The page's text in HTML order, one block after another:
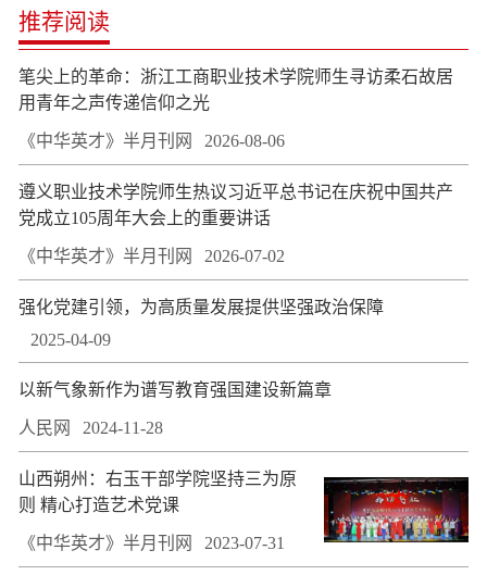
推荐阅读
笔尖上的革命：浙江工商职业技术学院师生寻访柔石故居
用青年之声传递信仰之光
《中华英才》半月刊网 2026-08-06
遵义职业技术学院师生热议习近平总书记在庆祝中国共产
党成立105周年大会上的重要讲话
《中华英才》半月刊网 2026-07-02
强化党建引领，为高质量发展提供坚强政治保障
2025-04-09
以新气象新作为谱写教育强国建设新篇章
人民网 2024-11-28
山西朔州：右玉干部学院坚持三为原
则 精心打造艺术党课
《中华英才》半月刊网 2023-07-31